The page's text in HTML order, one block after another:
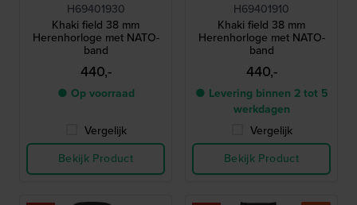
H69401930
Khaki field 38 mm
Herenhorloge met NATO-
band
440,-
● Op voorraad
Vergelijk
Bekijk Product
H69401910
Khaki field 38 mm
Herenhorloge met NATO-
band
440,-
● Levering binnen 2 tot 5
werkdagen
Vergelijk
Bekijk Product